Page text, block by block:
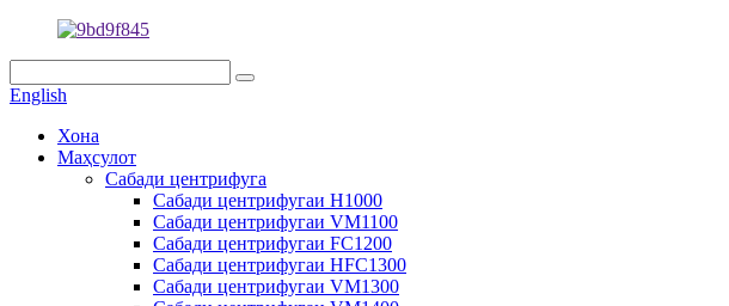
English
Хона
Маҳсулот
Сабади центрифуга
Сабади центрифугаи H1000
Сабади центрифугаи VM1100
Сабади центрифугаи FC1200
Сабади центрифугаи HFC1300
Сабади центрифугаи VM1300